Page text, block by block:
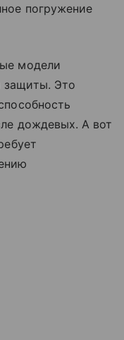
погружение
модели
защиты. Это
дождевых. А вот